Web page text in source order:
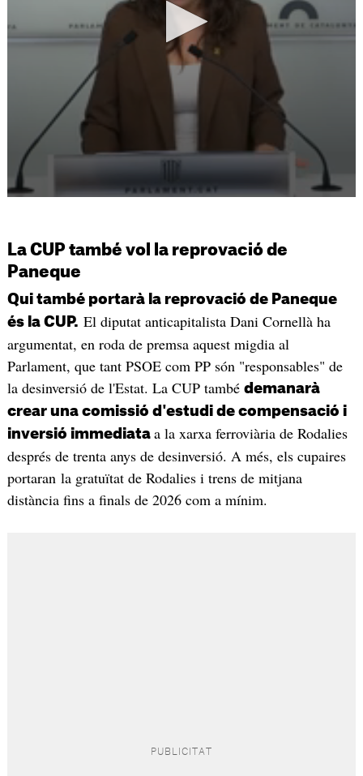
La CUP també vol la reprovació de
Paneque
Qui també portarà la reprovació de Paneque
és la CUP. El diputat anticapitalista Dani Cornellà ha
argumentat, en roda de premsa aquest migdia al
Parlament, que tant PSOE com PP són "responsables" de
la desinversió de l'Estat. La CUP també demanarà
crear una comissió d'estudi de compensació i
inversió immediata a la xarxa ferroviària de Rodalies
després de trenta anys de desinversió. A més, els cupaires
portaran la gratuïtat de Rodalies i trens de mitjana
distància fins a finals de 2026 com a mínim.